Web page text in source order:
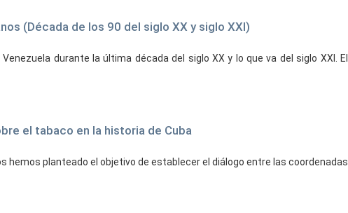
(Década de los 90 del siglo XX y siglo XXI)
durante la última década del siglo XX y lo que va del siglo XXI. El
el tabaco en la historia de Cuba
planteado el objetivo de establecer el diálogo entre las coordenadas